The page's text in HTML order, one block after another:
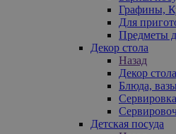
Графины,
Для
Предметы
Декор стола
Назад
Декор стола
Блюда,
Сервировка
Детская посуда